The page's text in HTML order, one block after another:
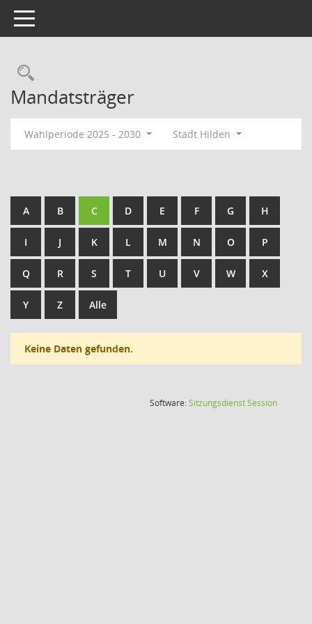
Toggle navigation
Rechercheauswahl
Mandatsträger
Wahlperiode 2025 - 2030 Stadt Hilden
A B C D E F G H
I J K L M N O P
Q R S T U V W X
Y Z Alle
Keine Daten gefunden.
Software:SitzungsdienstSession(Wird in